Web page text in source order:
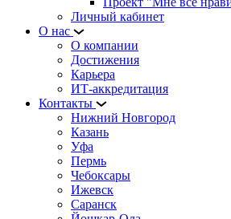
Личный кабинет
О нас
О компании
Достижения
Карьера
ИТ-аккредитация
Контакты
Нижний Новгород
Казань
Уфа
Пермь
Чебоксары
Ижевск
Саранск